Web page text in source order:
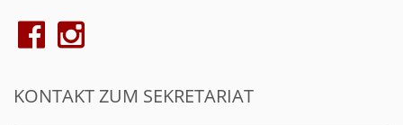
KONTAKT ZUM SEKRETARIAT